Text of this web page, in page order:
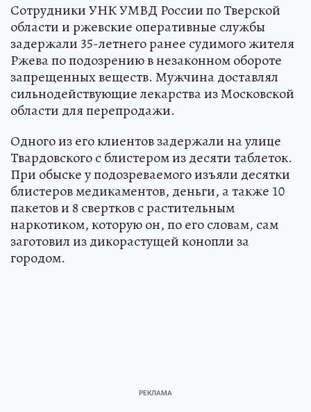
Сотрудники УНК УМВД России по Тверской
области и ржевские оперативные службы
задержали 35-летнего ранее судимого жителя
Ржева по подозрению в незаконном обороте
запрещенных веществ. Мужчина доставлял
сильнодействующие лекарства из Московской
области для перепродажи.
Одного из его клиентов задержали на улице
Твардовского с блистером из десяти таблеток.
При обыске у подозреваемого изъяли десятки
блистеров медикаментов, деньги, а также 10
пакетов и 8 свертков с растительным
наркотиком, которую он, по его словам, сам
заготовил из дикорастущей конопли за
городом.